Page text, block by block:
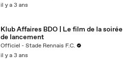
il y a 3 ans
Klub Affaires BDO | Le film de la soirée
de lancement
Officiel - Stade Rennais F.C.
il y a 3 ans